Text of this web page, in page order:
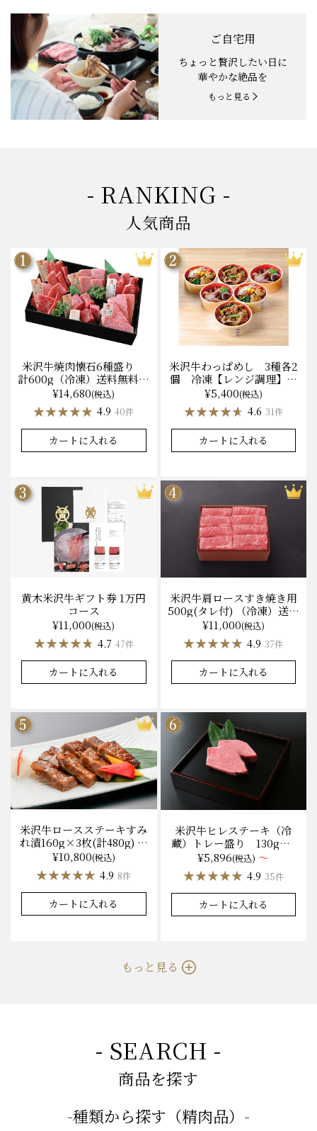
ご自宅用
ちょっと贅沢したい日に
華やかな絶品を
もっと見る
- RANKING -
人気商品
米沢牛焼肉懐石6種盛り
計600g（冷凍）送料無料
化粧箱入
¥14,680(税込)
★★★★★
★★★★★ 4.9 40件
カートに入れる
米沢牛わっぱめし 3種各2
個 冷凍【レンジ調理】化
粧箱入
¥5,400(税込)
★★★★★
★★★★★ 4.6 31件
カートに入れる
黄木米沢牛ギフト券 1万円
コース
¥11,000(税込)
★★★★★
★★★★★ 4.7 47件
カートに入れる
米沢牛肩ロースすき焼き用
500g(タレ付) （冷凍）送料
無料 化粧箱入
¥11,000(税込)
★★★★★
★★★★★ 4.9 37件
カートに入れる
米沢牛ロースステーキすみ
れ漬160g×3枚(計480g) 木
箱入 味噌酒粕漬け/冷蔵
送料無料
¥10,800(税込)
★★★★★
★★★★★ 4.9 8件
カートに入れる
米沢牛ヒレステーキ（冷
蔵）トレー盛り 130g×1
枚から量り売り
¥5,896(税込) ～
★★★★★
★★★★★ 4.9 35件
カートに入れる
もっと見る
- SEARCH -
商品を探す
-種類から探す（精肉品）-